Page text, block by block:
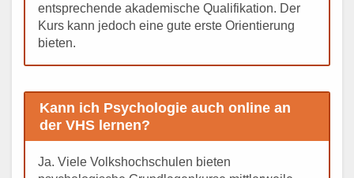
entsprechende akademische Qualifikation. Der
Kurs kann jedoch eine gute erste Orientierung
bieten.
Kann ich Psychologie auch online an
der VHS lernen?
Ja. Viele Volkshochschulen bieten